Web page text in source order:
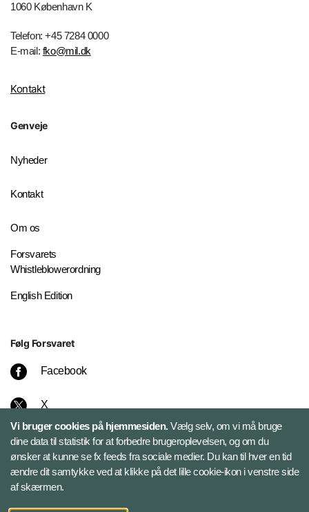
1060 København K
Telefon: +45 7284 0000
E-mail: fko@mil.dk
Kontakt
Genveje
Nyheder
Kontakt
Om os
Forsvarets
Whistleblowerordning
English Edition
Følg Forsvaret
Facebook
X
Instagram
Bluesky
LinkedIn
Vi bruger cookies på hjemmesiden.Vælg selv, om vi må bruge
dine data til statistik for at forbedre brugeroplevelsen, og om du
ønsker at kunne se fx feeds fra sociale medier. Du kan til hver en tid
ændre dit samtykke ved at klikke på det lille cookie-ikon i venstre side
af skærmen.